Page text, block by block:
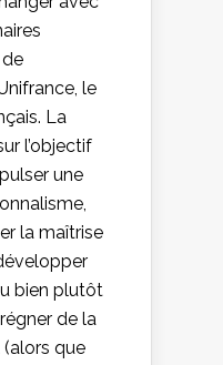
le
La
l’objectif
une
la maîtrise
bien plutôt
de la
que